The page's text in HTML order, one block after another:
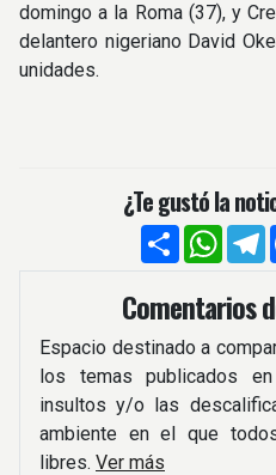
domingo a la Roma (37), y
delantero nigeriano David
unidades.
¿Te gustó la
Compartir
Comentarios
Espacio destinado a
los temas publicados
insultos y/o las
ambiente en el que
libres. Ver más